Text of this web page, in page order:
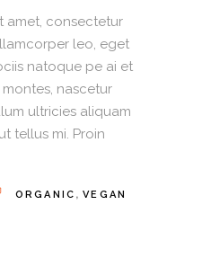
amet, consectetur
leo, eget
natoque pe ai et
nascetur
ultricies aliquam
tellus mi. Proin
ORGANIC ,VEGAN